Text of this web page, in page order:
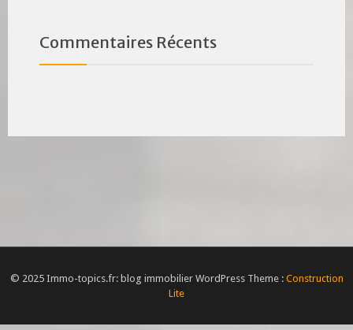
Commentaires Récents
© 2025 Immo-topics.fr: blog immobilier WordPress Theme : Construction
Lite